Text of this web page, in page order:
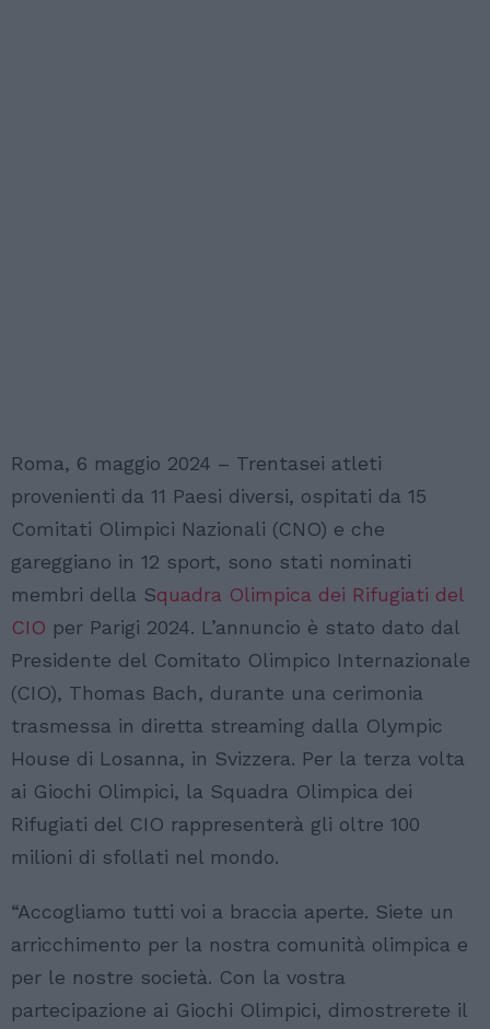
Roma, 6 maggio 2024 – Trentasei atleti
provenienti da 11 Paesi diversi, ospitati da 15
Comitati Olimpici Nazionali (CNO) e che
gareggiano in 12 sport, sono stati nominati
membri della Squadra Olimpica dei Rifugiati del
CIO per Parigi 2024. L’annuncio è stato dato dal
Presidente del Comitato Olimpico Internazionale
(CIO), Thomas Bach, durante una cerimonia
trasmessa in diretta streaming dalla Olympic
House di Losanna, in Svizzera. Per la terza volta
ai Giochi Olimpici, la Squadra Olimpica dei
Rifugiati del CIO rappresenterà gli oltre 100
milioni di sfollati nel mondo.
“Accogliamo tutti voi a braccia aperte. Siete un
arricchimento per la nostra comunità olimpica e
per le nostre società. Con la vostra
partecipazione ai Giochi Olimpici, dimostrerete il